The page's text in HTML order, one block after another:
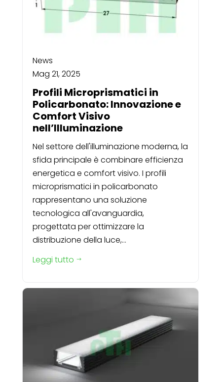
News
Mag 21, 2025
Profili Microprismatici in
Policarbonato: Innovazione e
Comfort Visivo
nell’Illuminazione
Nel settore dell'illuminazione moderna, la
sfida principale è combinare efficienza
energetica e comfort visivo. I profili
microprismatici in policarbonato
rappresentano una soluzione
tecnologica all'avanguardia,
progettata per ottimizzare la
distribuzione della luce,...
Leggi tutto $